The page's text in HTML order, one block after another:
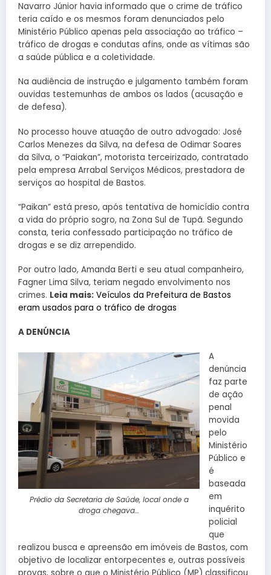
Navarro Júnior havia informado que o crime de tráfico
teria caído e os mesmos foram denunciados pelo
Ministério Público apenas pela associação ao tráfico –
tráfico de drogas e condutas afins, onde as vítimas são
a saúde pública e a coletividade.
Na audiência de instrução e julgamento também foram
ouvidas testemunhas de ambos os lados (acusação e
de defesa).
No processo houve atuação de outro advogado: José
Carlos Menezes da Silva, na defesa de Odimar Soares
da Silva, o “Paiakan”, motorista terceirizado, contratado
pela empresa Arrabal Serviços Médicos, prestadora de
serviços ao hospital de Bastos.
“Paikan” está preso, após tentativa de homicídio contra
a vida do próprio sogro, na Zona Sul de Tupã. Segundo
consta, teria confessado participação no tráfico de
drogas e se diz arrependido.
Por outro lado, Amanda Berti e seu atual companheiro,
Fagner Lima Silva, teriam negado envolvimento nos
crimes. Leia mais: Veículos da Prefeitura de Bastos
eram usados para o tráfico de drogas
A DENÚNCIA
Prédio da Secretaria de Saúde, local onde a
droga chegava…
A
denúncia
faz parte
de ação
penal
movida
pelo
Ministério
Público e
é
baseada
em
inquérito
policial
que
realizou busca e apreensão em imóveis de Bastos, com
objetivo de localizar entorpecentes e, outras possíveis